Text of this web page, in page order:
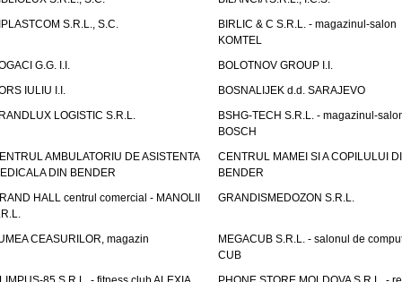
S.R.L., S.C.
BIRLIC & C S.R.L. - magazinul-salon
KOMTEL
G.G. I.I.
BOLOTNOV GROUP I.I.
IULIU I.I.
BOSNALIJEK d.d. SARAJEVO
LOGISTIC S.R.L.
BSHG-TECH S.R.L. - magazinul-
BOSCH
AMBULATORIU DE ASISTENTA
DIN BENDER
CENTRUL MAMEI SI A COPILULUI
BENDER
HALL centrul comercial - MANOLII
GRANDISMEDOZON S.R.L.
CEASURILOR, magazin
MEGACUB S.R.L. - salonul de
CUB